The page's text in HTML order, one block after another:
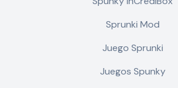
Sprunki Mod
Juego Sprunki
Juegos Spunky